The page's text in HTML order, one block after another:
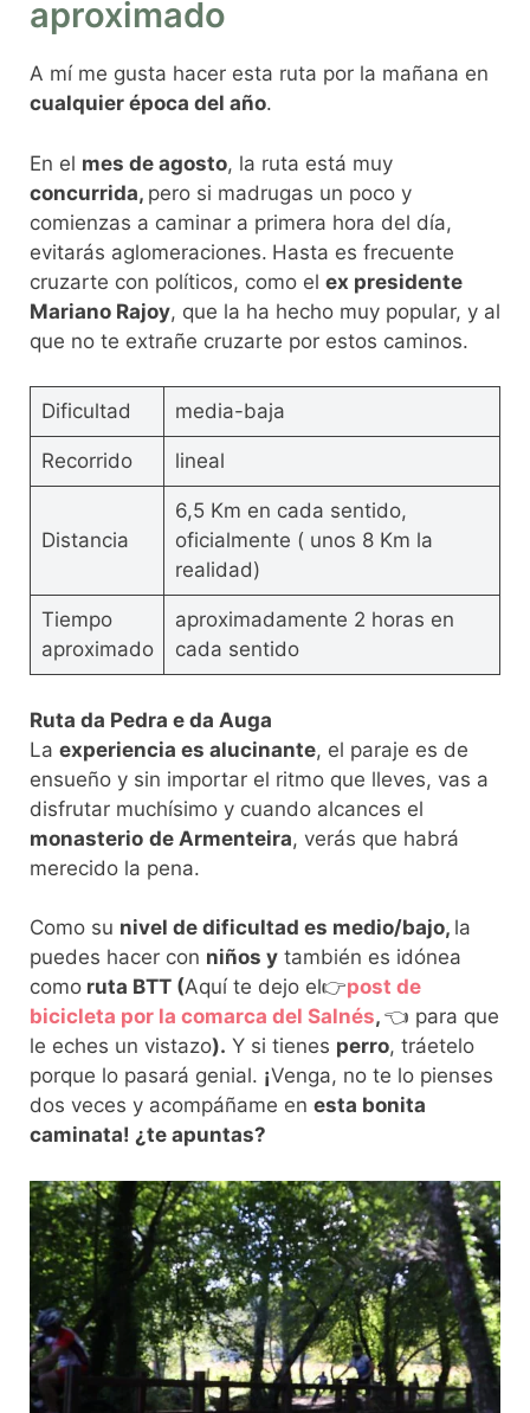
aproximado
A mí me gusta hacer esta ruta por la mañana en
cualquier época del año.
En el mes de agosto, la ruta está muy
concurrida, pero si madrugas un poco y
comienzas a caminar a primera hora del día,
evitarás aglomeraciones. Hasta es frecuente
cruzarte con políticos, como el ex presidente
Mariano Rajoy, que la ha hecho muy popular, y al
que no te extrañe cruzarte por estos caminos.
Dificultad media-baja
Recorrido lineal
Distancia
6,5 Km en cada sentido,
oficialmente ( unos 8 Km la
realidad)
Tiempo
aproximado
aproximadamente 2 horas en
cada sentido
Ruta da Pedra e da Auga
La experiencia es alucinante, el paraje es de
ensueño y sin importar el ritmo que lleves, vas a
disfrutar muchísimo y cuando alcances el
monasterio de Armenteira, verás que habrá
merecido la pena.
Como su nivel de dificultad es medio/bajo, la
puedes hacer con niños y también es idónea
como ruta BTT (Aquí te dejo el👉post de
bicicleta por la comarca del Salnés, 👈 para que
le eches un vistazo). Y si tienes perro, tráetelo
porque lo pasará genial. ¡Venga, no te lo pienses
dos veces y acompáñame en esta bonita
caminata! ¿te apuntas?